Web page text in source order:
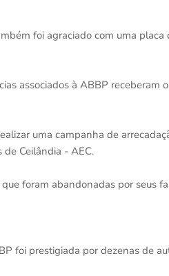
foi agraciado com uma
associados à ABBP receberam
uma campanha de
de Ceilândia - AEC.
foram abandonadas por seus
foi prestigiada por dezenas de